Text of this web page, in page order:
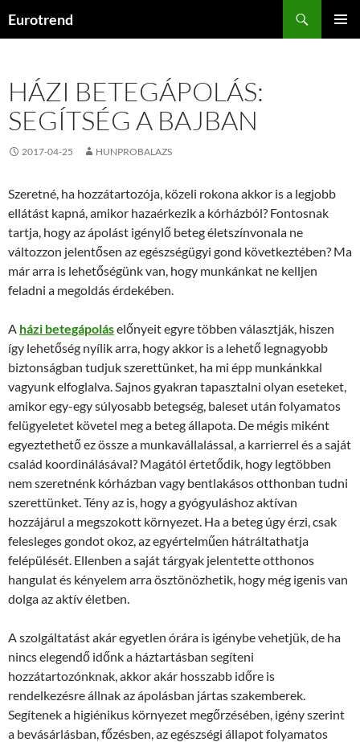
Eurotrend
HÁZI BETEGÁPOLÁS:
SEGÍTSÉG A BAJBAN
2017-04-25 HUNPROBALAZS
Szeretné, ha hozzátartozója, közeli rokona akkor is a legjobb
ellátást kapná, amikor hazaérkezik a kórházból? Fontosnak
tartja, hogy az ápolást igénylő beteg életszínvonala ne
változzon jelentősen az egészségügyi gond következtében? Ma
már arra is lehetőségünk van, hogy munkánkat ne kelljen
feladni a megoldás érdekében.
A házi betegápoláselőnyeit egyre többen választják, hiszen
így lehetőség nyílik arra, hogy akkor is a lehető legnagyobb
biztonságban tudjuk szerettünket, ha mi épp munkánkkal
vagyunk elfoglalva. Sajnos gyakran tapasztalni olyan eseteket,
amikor egy-egy súlyosabb betegség, baleset után folyamatos
felügyeletet követel meg a beteg állapota. De mégis miként
egyeztethető ez össze a munkavállalással, a karrierrel és a saját
család koordinálásával? Magától értetődik, hogy legtöbben
nem szeretnénk kórházban vagy bentlakásos otthonban tudni
szerettünket. Tény az is, hogy a gyógyuláshoz aktívan
hozzájárul a megszokott környezet. Ha a beteg úgy érzi, csak
felesleges gondot okoz, az egyértelműen hátráltathatja
felépülését. Ellenben a saját tárgyak jelentette otthonos
hangulat és kényelem arra ösztönözhetik, hogy még igenis van
dolga az aktív életben.
A szolgáltatást akár egyetlen órára is igénybe vehetjük, de ha
nincs elegendő időnk a háztartásban segíteni
hozzátartozónknak, akkor akár hosszabb időre is
rendelkezésre állnak az ápolásban jártas szakemberek.
Segítenek a higiénikus környezet megőrzésében, igény szerint
a bevásárlásban, főzésben, az egészségi állapot folyamatos